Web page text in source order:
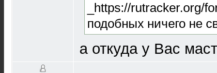
_https://rutracker.org/
подобных ничего не
а откуда у Вас